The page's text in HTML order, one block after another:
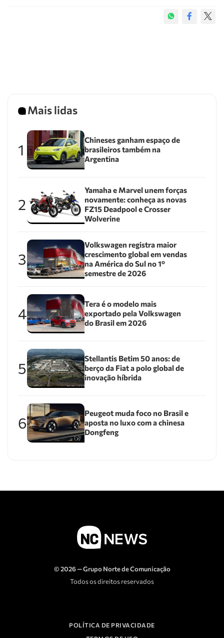
Mais lidas
1
Chineses ganham espaço de
brasileiros também na
Argentina
2
Yamaha e Marvel unem forças
novamente: conheça as novas
FZ15 Deadpool e Crosser
Wolverine
3
Volkswagen registra maior
crescimento global em vendas
na América do Sul no 1º
semestre de 2026
4
Tera é o modelo mais
exportado pela Volkswagen
do Brasil em 2026
5
Stellantis Betim 50 anos: de
berço da Fiat a polo global de
inovação híbrida
6
Peugeot muda foco no Brasil e
aposta no luxo com a chinesa
Dongfeng
© 2026 — Grupo Norte de Comunicação
Todos os direitos reservados
POLÍTICA DE PRIVACIDADE